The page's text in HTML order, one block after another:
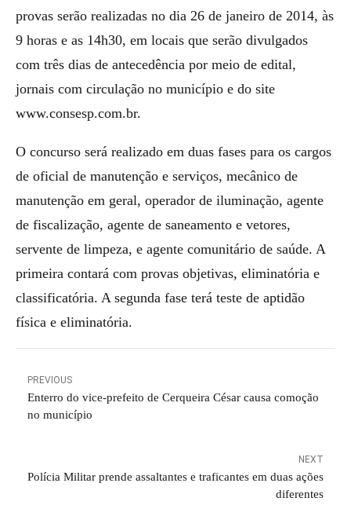
provas serão realizadas no dia 26 de janeiro de 2014, às
9 horas e as 14h30, em locais que serão divulgados
com três dias de antecedência por meio de edital,
jornais com circulação no município e do site
www.consesp.com.br.
O concurso será realizado em duas fases para os cargos
de oficial de manutenção e serviços, mecânico de
manutenção em geral, operador de iluminação, agente
de fiscalização, agente de saneamento e vetores,
servente de limpeza, e agente comunitário de saúde. A
primeira contará com provas objetivas, eliminatória e
classificatória. A segunda fase terá teste de aptidão
física e eliminatória.
PREVIOUS
Enterro do vice-prefeito de Cerqueira César causa comoção
no município
NEXT
Polícia Militar prende assaltantes e traficantes em duas ações
diferentes